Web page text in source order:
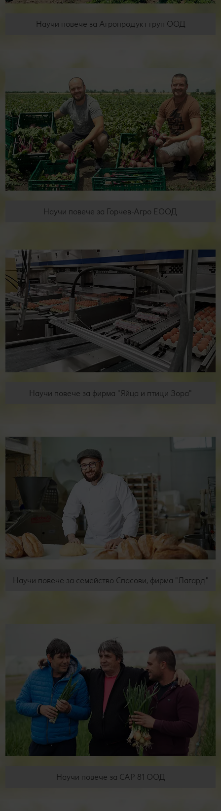
Научи повече за Агропродукт груп ООД
Научи повече за Горчев-Агро ЕООД
Научи повече за фирма "Яйца и птици Зора"
Научи повече за семейство Спасови, фирма "Лагард"
Научи повече за САР 81 ООД